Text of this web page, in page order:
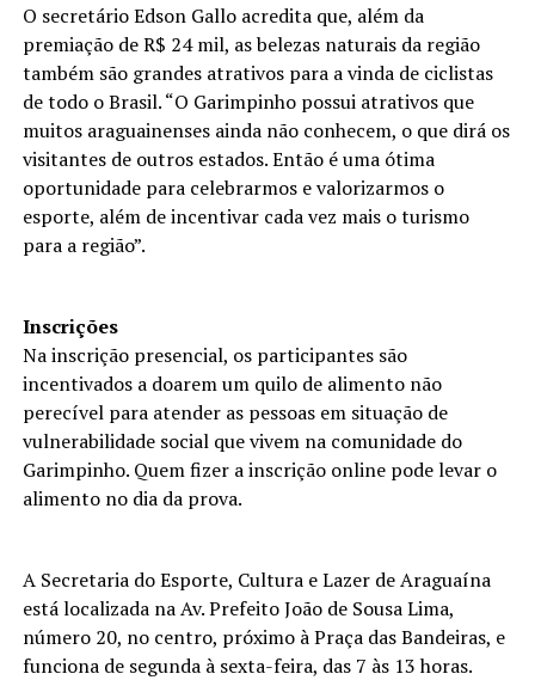
O secretário Edson Gallo acredita que, além da
premiação de R$ 24 mil, as belezas naturais da região
também são grandes atrativos para a vinda de ciclistas
de todo o Brasil. “O Garimpinho possui atrativos que
muitos araguainenses ainda não conhecem, o que dirá os
visitantes de outros estados. Então é uma ótima
oportunidade para celebrarmos e valorizarmos o
esporte, além de incentivar cada vez mais o turismo
para a região”.
Inscrições
Na inscrição presencial, os participantes são
incentivados a doarem um quilo de alimento não
perecível para atender as pessoas em situação de
vulnerabilidade social que vivem na comunidade do
Garimpinho. Quem fizer a inscrição online pode levar o
alimento no dia da prova.
A Secretaria do Esporte, Cultura e Lazer de Araguaína
está localizada na Av. Prefeito João de Sousa Lima,
número 20, no centro, próximo à Praça das Bandeiras, e
funciona de segunda à sexta-feira, das 7 às 13 horas.